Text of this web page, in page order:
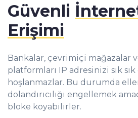
Güvenli
Erişimi
Bankalar, çevrimiçi mağazalar
platformları IP adresinizi sık
hoşlanmazlar. Bu durumda
dolandırıcılığı engellemek
bloke koyabilirler.